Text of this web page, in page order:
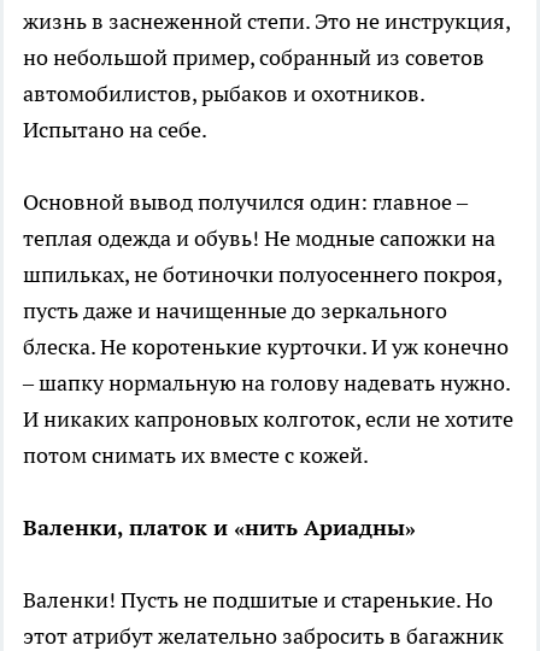
жизнь в заснеженной степи. Это не инструкция,
но небольшой пример, собранный из советов
автомобилистов, рыбаков и охотников.
Испытано на себе.
Основной вывод получился один: главное –
теплая одежда и обувь! Не модные сапожки на
шпильках, не ботиночки полуосеннего покроя,
пусть даже и начищенные до зеркального
блеска. Не коротенькие курточки. И уж конечно
– шапку нормальную на голову надевать нужно.
И никаких капроновых колготок, если не хотите
потом снимать их вместе с кожей.
Валенки, платок и «нить Ариадны»
Валенки! Пусть не подшитые и старенькие. Но
этот атрибут желательно забросить в багажник